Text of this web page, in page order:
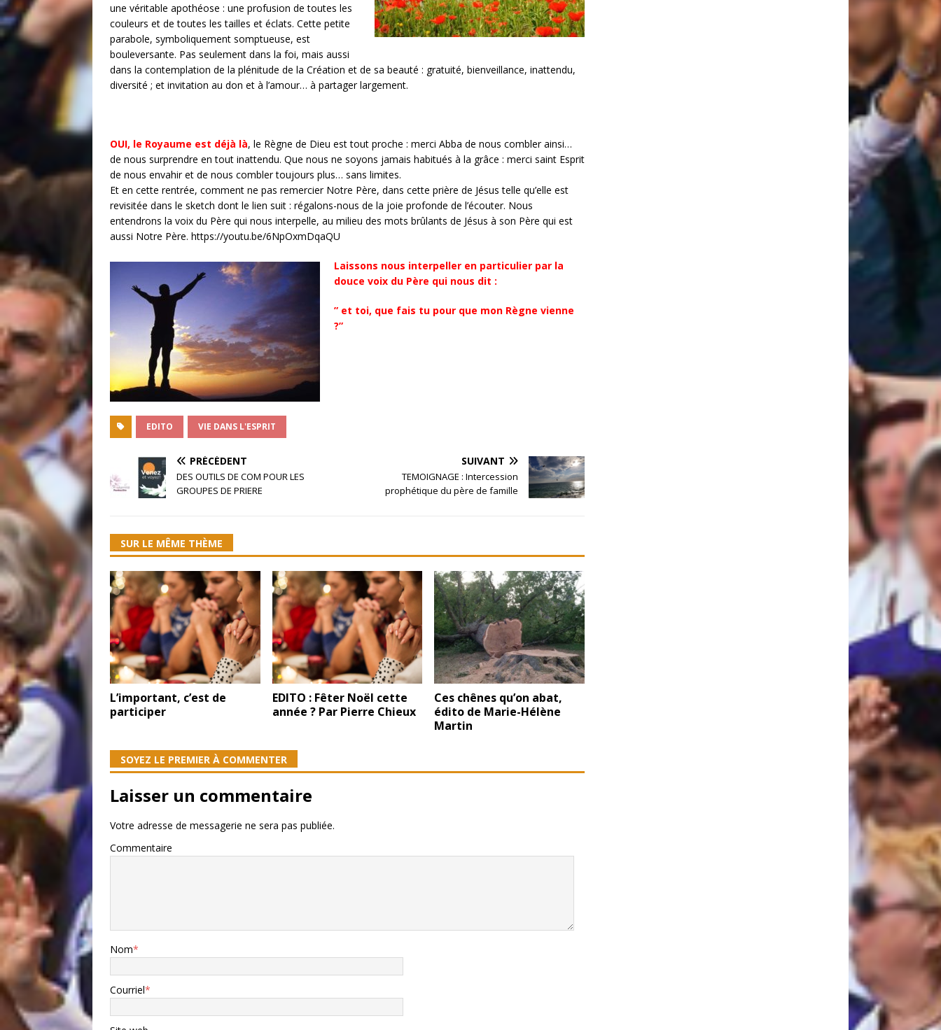
une véritable apothéose : une profusion de toutes les
couleurs et de toutes les tailles et éclats. Cette petite
parabole, symboliquement somptueuse, est
bouleversante. Pas seulement dans la foi, mais aussi
dans la contemplation de la plénitude de la Création et de sa beauté : gratuité, bienveillance, inattendu,
diversité ; et invitation au don et à l’amour… à partager largement.
OUI, le Royaume est déjà là, le Règne de Dieu est tout proche : merci Abba de nous combler ainsi…
de nous surprendre en tout inattendu. Que nous ne soyons jamais habitués à la grâce : merci saint Esprit
de nous envahir et de nous combler toujours plus… sans limites.
Et en cette rentrée, comment ne pas remercier Notre Père, dans cette prière de Jésus telle qu’elle est
revisitée dans le sketch dont le lien suit : régalons-nous de la joie profonde de l’écouter. Nous
entendrons la voix du Père qui nous interpelle, au milieu des mots brûlants de Jésus à son Père qui est
aussi Notre Père. https://youtu.be/6NpOxmDqaQU
Laissons nous interpeller en particulier par la
douce voix du Père qui nous dit :
” et toi, que fais tu pour que mon Règne vienne
?”
EDITO VIE DANS L'ESPRIT
PRÉCÉDENT
DES OUTILS DE COM POUR LES
GROUPES DE PRIERE
SUIVANT
TEMOIGNAGE : Intercession
prophétique du père de famille
SUR LE MÊME THÈME
L’important, c’est de
participer
EDITO : Fêter Noël cette
année ? Par Pierre Chieux
Ces chênes qu’on abat,
édito de Marie-Hélène
Martin
SOYEZ LE PREMIER À COMMENTER
Laisser un commentaire
Votre adresse de messagerie ne sera pas publiée.
Commentaire
Nom*
Courriel*